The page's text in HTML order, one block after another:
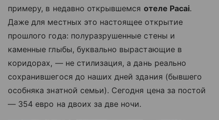
примеру, в недавно открывшемся отеле Pacai.
Даже для местных это настоящее открытие
прошлого года: полуразрушенные стены и
каменные глыбы, буквально вырастающие в
коридорах, — не стилизация, а дань реально
сохранившегося до наших дней здания (бывшего
особняка знатной семьи). Сегодня цена за постой
— 354 евро на двоих за две ночи.